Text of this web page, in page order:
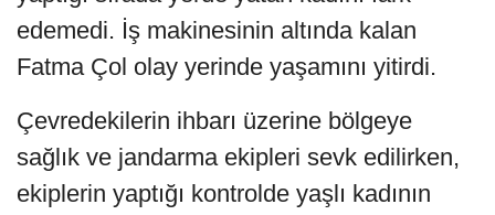
edemedi. İş makinesinin altında kalan
Fatma Çol olay yerinde yaşamını yitirdi.
Çevredekilerin ihbarı üzerine bölgeye
sağlık ve jandarma ekipleri sevk edilirken,
ekiplerin yaptığı kontrolde yaşlı kadının